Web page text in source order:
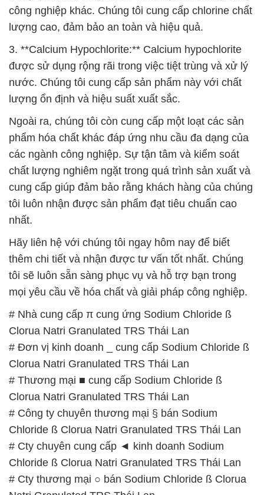
nước. Chúng tôi cung cấp sản phẩm này với chất
lượng ổn định và hiệu suất xuất sắc.
Ngoài ra, chúng tôi còn cung cấp một loạt các sản
phẩm hóa chất khác đáp ứng nhu cầu đa dạng của
các ngành công nghiệp. Sự tận tâm và kiểm soát
chất lượng nghiêm ngặt trong quá trình sản xuất và
cung cấp giúp đảm bảo rằng khách hàng của chúng
tôi luôn nhận được sản phẩm đạt tiêu chuẩn cao
nhất.
Hãy liên hệ với chúng tôi ngay hôm nay để biết
thêm chi tiết và nhận được tư vấn tốt nhất. Chúng
tôi sẽ luôn sẵn sàng phục vụ và hỗ trợ bạn trong
mọi yêu cầu về hóa chất và giải pháp công nghiệp.
# Nhà cung cấp π cung ứng Sodium Chloride ß
Clorua Natri Granulated TRS Thái Lan
# Đơn vị kinh doanh _ cung cấp Sodium Chloride ß
Clorua Natri Granulated TRS Thái Lan
# Thương mại ■ cung cấp Sodium Chloride ß
Clorua Natri Granulated TRS Thái Lan
# Công ty chuyên thương mại § bán Sodium
Chloride ß Clorua Natri Granulated TRS Thái Lan
# Cty chuyên cung cấp ◄ kinh doanh Sodium
Chloride ß Clorua Natri Granulated TRS Thái Lan
# Cty thương mại ○ bán Sodium Chloride ß Clorua
Natri Granulated TRS Thái Lan
# Địa chỉ chuyên phân phối › bán Sodium Chloride ß
Clorua Natri Granulated TRS Thái Lan
# Cung ứng Ω bán Sodium Chloride ß Clorua Natri
Granulated TRS Thái Lan